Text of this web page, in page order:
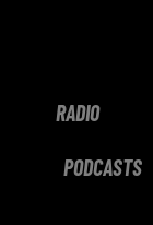
RADIO
PODCASTS